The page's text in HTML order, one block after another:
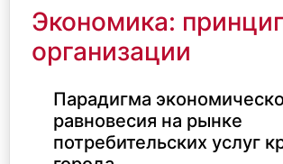
Экономика:
организации
Парадигма
равновесия на рынке
потребительских услуг